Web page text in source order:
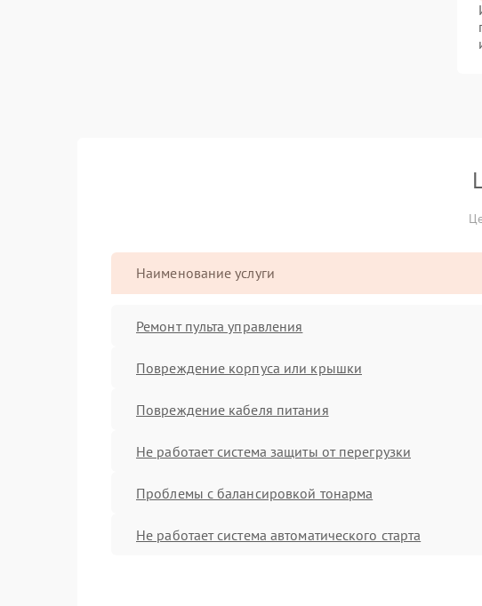
Наименование услуги
Ремонт пульта управления
Повреждение корпуса или крышки
Повреждение кабеля питания
Не работает система защиты от перегрузки
Проблемы с балансировкой тонарма
Не работает система автоматического старта